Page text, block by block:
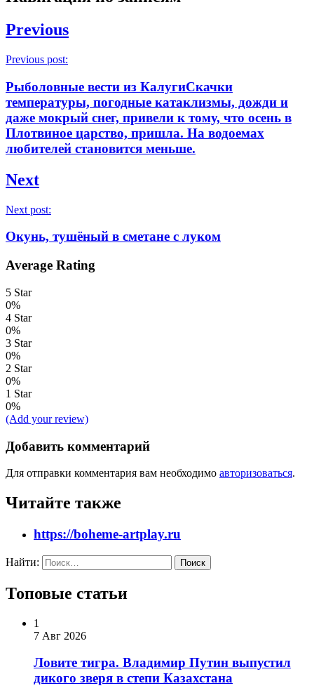
Previous
Previous post:
Рыболовные вести из КалугиСкачки
температуры, погодные катаклизмы, дожди и
даже мокрый снег, привели к тому, что осень в
Плотвиное царство, пришла. На водоемах
любителей становится меньше.
Next
Next post:
Окунь, тушёный в сметане с луком
Average Rating
5 Star
0%
4 Star
0%
3 Star
0%
2 Star
0%
1 Star
0%
(Add your review)
Добавить комментарий
Для отправки комментария вам необходимо авторизоваться.
Читайте также
https://boheme-artplay.ru
Найти:
Топовые статьи
1
7 Авг 2026
Ловите тигра. Владимир Путин выпустил
дикого зверя в степи Казахстана